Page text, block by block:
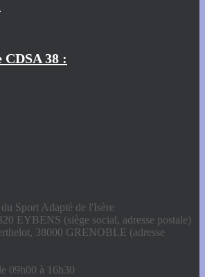
38 :
Sport Adapté de l'Isère
EYBENS (siège social, adresse postale)
38000 GRENOBLE (adresse
09h00 à 16h30